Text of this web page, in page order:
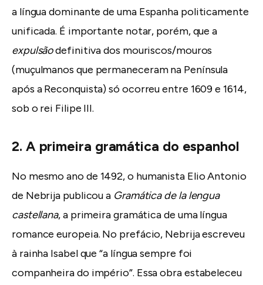
a língua dominante de uma Espanha politicamente
unificada. É importante notar, porém, que a
expulsãodefinitiva dos mouriscos/mouros
(muçulmanos que permaneceram na Península
após a Reconquista) só ocorreu entre 1609 e 1614,
sob o rei Filipe III.
2. A primeira gramática do espanhol
No mesmo ano de 1492, o humanista Elio Antonio
de Nebrija publicou a Gramática de la lengua
castellana, a primeira gramática de uma língua
romance europeia. No prefácio, Nebrija escreveu
à rainha Isabel que “a língua sempre foi
companheira do império”. Essa obra estabeleceu